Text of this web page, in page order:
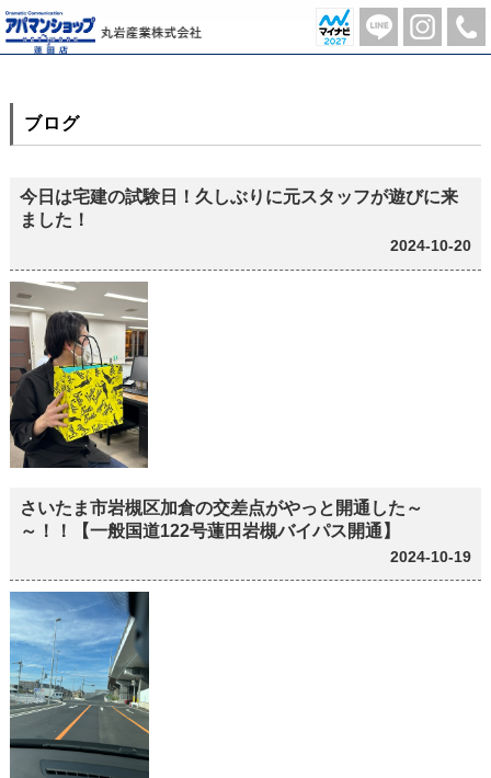
月別一覧【2024年10月】 | 蓮田市の不動産のことならアパマンショップ蓮田店-丸岩産業株式会社-
ブログ
今日は宅建の試験日！久しぶりに元スタッフが遊びに来
ました！
2024-10-20
さいたま市岩槻区加倉の交差点がやっと開通した～
～！！【一般国道122号蓮田岩槻バイパス開通】
2024-10-19